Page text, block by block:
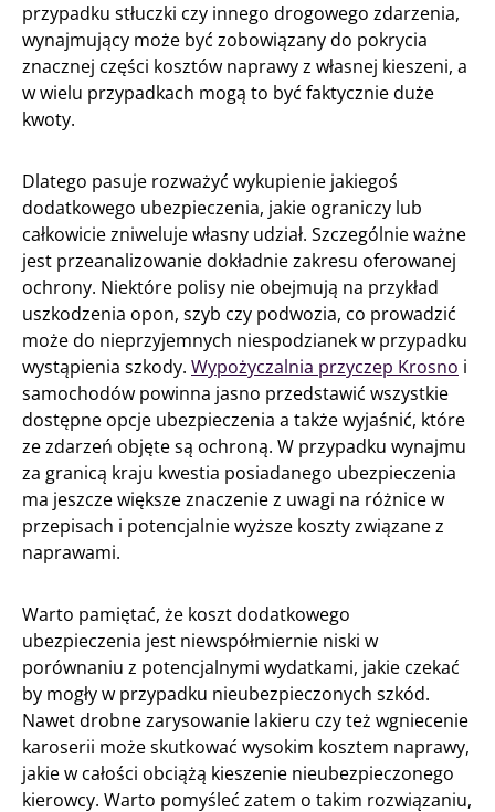
przypadku stłuczki czy innego drogowego zdarzenia,
wynajmujący może być zobowiązany do pokrycia
znacznej części kosztów naprawy z własnej kieszeni, a
w wielu przypadkach mogą to być faktycznie duże
kwoty.
Dlatego pasuje rozważyć wykupienie jakiegoś
dodatkowego ubezpieczenia, jakie ograniczy lub
całkowicie zniweluje własny udział. Szczególnie ważne
jest przeanalizowanie dokładnie zakresu oferowanej
ochrony. Niektóre polisy nie obejmują na przykład
uszkodzenia opon, szyb czy podwozia, co prowadzić
może do nieprzyjemnych niespodzianek w przypadku
wystąpienia szkody. Wypożyczalnia przyczep Krosno i
samochodów powinna jasno przedstawić wszystkie
dostępne opcje ubezpieczenia a także wyjaśnić, które
ze zdarzeń objęte są ochroną. W przypadku wynajmu
za granicą kraju kwestia posiadanego ubezpieczenia
ma jeszcze większe znaczenie z uwagi na różnice w
przepisach i potencjalnie wyższe koszty związane z
naprawami.
Warto pamiętać, że koszt dodatkowego
ubezpieczenia jest niewspółmiernie niski w
porównaniu z potencjalnymi wydatkami, jakie czekać
by mogły w przypadku nieubezpieczonych szkód.
Nawet drobne zarysowanie lakieru czy też wgniecenie
karoserii może skutkować wysokim kosztem naprawy,
jakie w całości obciążą kieszenie nieubezpieczonego
kierowcy. Warto pomyśleć zatem o takim rozwiązaniu,